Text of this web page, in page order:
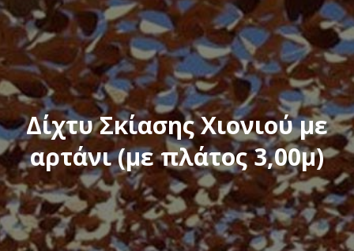
Δίχτυ Σκίασης Χιονιού με
αρτάνι (με πλάτος 3,00μ)